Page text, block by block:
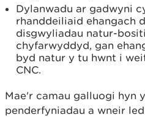
Dylanwadu ar gadwyni
rhanddeiliaid ehangach
disgwyliadau natur-
chyfarwyddyd, gan
byd natur y tu hwnt i
CNC.
Mae'r camau galluogi hyn
penderfyniadau a wneir